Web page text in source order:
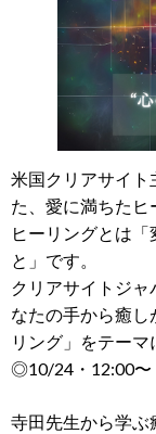
米国クリアサイト
た、愛に満ちたヒ
ヒーリングとは
と」です。
クリアサイトジ
なたの手から癒し
リング」をテーマ
◎10/24・12:00〜
寺田先生から学ぶ